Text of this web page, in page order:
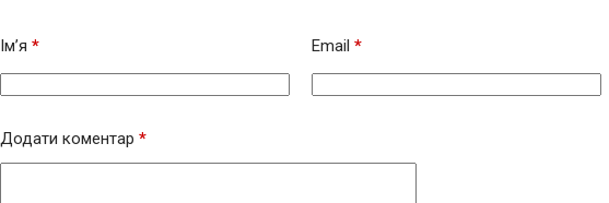
Ім’я * Email *
Додати коментар *